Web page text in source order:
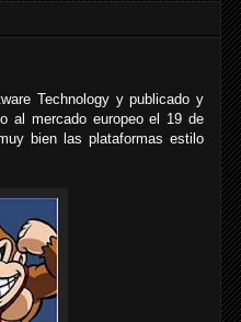
Technology y publicado y
al mercado europeo el 19 de
bien las plataformas estilo